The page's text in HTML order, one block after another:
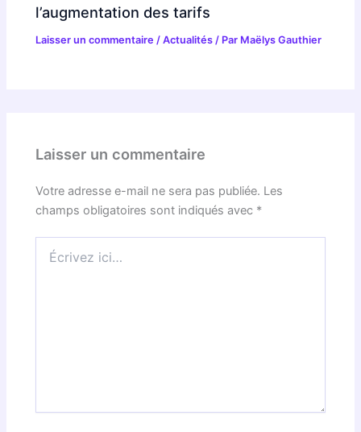
l’augmentation des tarifs
Laisser un commentaire /Actualités / Par Maëlys Gauthier
Laisser un commentaire
Votre adresse e-mail ne sera pas publiée. Les
champs obligatoires sont indiqués avec *
ici…